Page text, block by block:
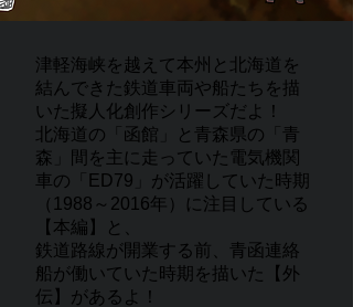
津軽海峡を越えて本州と北海道を
結んできた鉄道車両や船たちを描
いた擬人化創作シリーズだよ！
北海道の「函館」と青森県の「青
森」間を主に走っていた電気機関
車の「ED79」が活躍していた時期
（1988～2016年）に注目している
【本編】と、
鉄道路線が開業する前、青函連絡
船が働いていた時期を描いた【外
伝】があるよ！